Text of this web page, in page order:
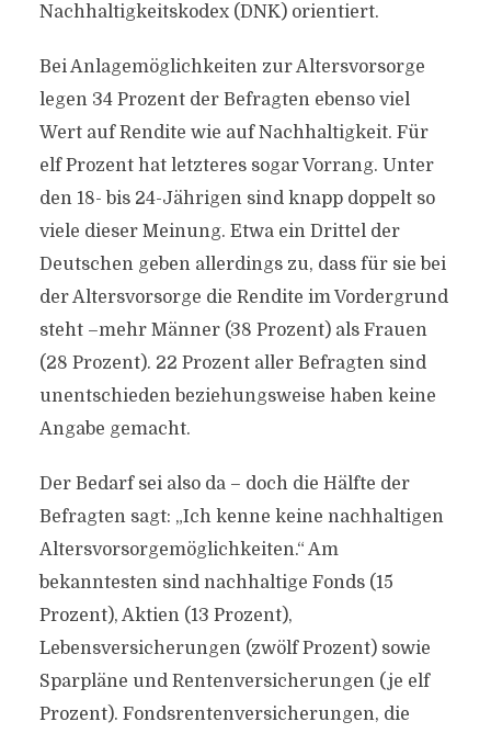
Nachhaltigkeitskodex (DNK) orientiert.
Bei Anlagemöglichkeiten zur Altersvorsorge
legen 34 Prozent der Befragten ebenso viel
Wert auf Rendite wie auf Nachhaltigkeit. Für
elf Prozent hat letzteres sogar Vorrang. Unter
den 18- bis 24-Jährigen sind knapp doppelt so
viele dieser Meinung. Etwa ein Drittel der
Deutschen geben allerdings zu, dass für sie bei
der Altersvorsorge die Rendite im Vordergrund
steht –mehr Männer (38 Prozent) als Frauen
(28 Prozent). 22 Prozent aller Befragten sind
unentschieden beziehungsweise haben keine
Angabe gemacht.
Der Bedarf sei also da – doch die Hälfte der
Befragten sagt: „Ich kenne keine nachhaltigen
Altersvorsorgemöglichkeiten.“ Am
bekanntesten sind nachhaltige Fonds (15
Prozent), Aktien (13 Prozent),
Lebensversicherungen (zwölf Prozent) sowie
Sparpläne und Rentenversicherungen (je elf
Prozent). Fondsrentenversicherungen, die